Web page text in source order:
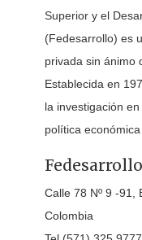
Superior y el
(Fedesarrollo) es
privada sin ánimo
Establecida en
la investigación
política económica
Fedesarrollo
Calle 78 Nº 9 -91,
Colombia